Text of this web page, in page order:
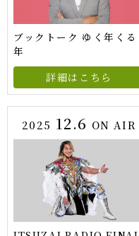
ブックトーク ゆく年くる
年
詳細はこちら
2025 12.6 ON AIR